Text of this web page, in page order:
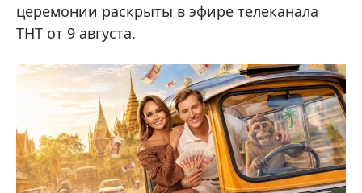
церемонии раскрыты в эфире телеканала
ТНТ от 9 августа.